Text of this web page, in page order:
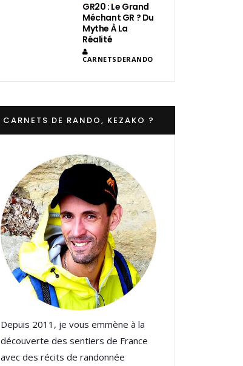
GR20 : Le Grand
Méchant GR ? Du
Mythe À La
Réalité
CARNETSDERANDO
CARNETS DE RANDO, KEZAKO ?
Depuis 2011, je vous emmène à la
découverte des sentiers de France
avec des récits de randonnée